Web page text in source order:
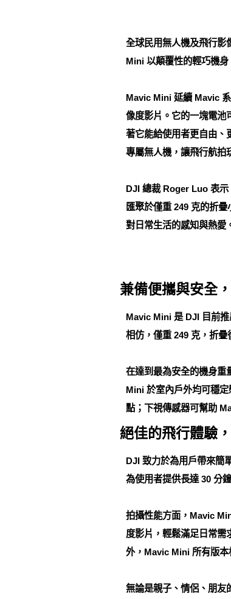
全球民用無人機及飛行影
Mini 以顛覆性的輕巧機
Mavic Mini 延續 Mavic
像度影片。它的一塊電池
著它能給使用者更自由、
專屬無人機，讓飛行航拍
DJI 總裁 Roger Luo 表
匯聚於僅重 249 克的折
對日常生活的感知與熱愛
兼備便攜與安全
Mavic Mini 是 DJI 目前
相仿，僅重 249 克，折
在達到最為安全的機身重
Mini 於室內戶外均可穩
點；下視傳感器可幫助
絕佳的飛行體驗
DJI 致力於為用戶帶來簡
為使用者提供長達 30 分
拍攝性能方面，Mavic
度影片，輕鬆滿足日常
外，Mavic Mini 所有版本
無論是親子、情侶、朋友